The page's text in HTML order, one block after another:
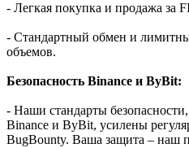
- Легкая покупка и продажа за
- Стандартный обмен и
объемов.
Безопасность Binance и ByBit:
- Наши стандарты
Binance и ByBit, усилены
BugBounty. Ваша защита – наш